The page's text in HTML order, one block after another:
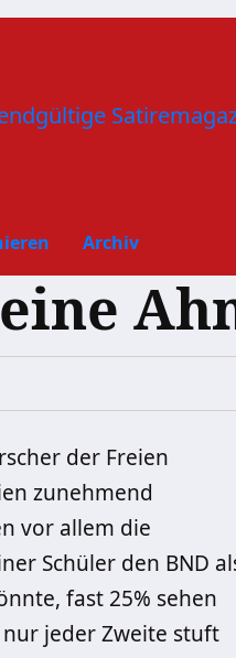
Archiv
der Freien
zunehmend
vor allem die
Schüler den BND
fast 25% sehen
jeder Zweite stuft